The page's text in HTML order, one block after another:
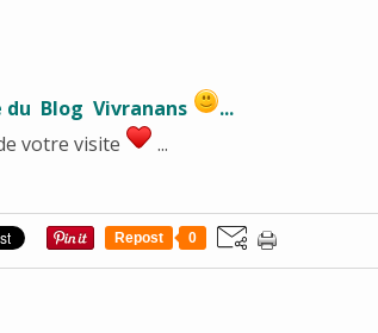
du Blog Vivranans
...
votre visite
...
Repost 0